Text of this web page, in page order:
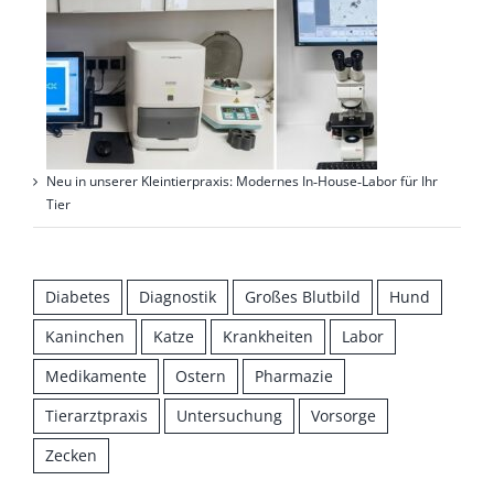
Neu in unserer Kleintierpraxis: Modernes In‑House‑Labor für Ihr
Tier
Diabetes Diagnostik Großes Blutbild
Hund
Kaninchen
Katze Krankheiten
Labor
Medikamente
Ostern
Pharmazie
Tierarztpraxis
Untersuchung
Vorsorge
Zecken